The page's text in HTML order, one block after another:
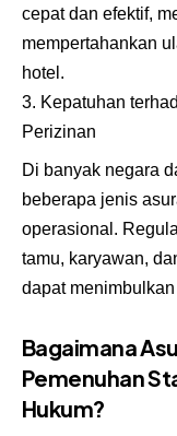
cepat dan efektif,
mempertahankan
hotel.
Kepatuhan
Perizinan
Di banyak negara
beberapa jenis
operasional.
tamu, karyawan,
dapat
Bagaimana
Pemenuhan
Hukum?